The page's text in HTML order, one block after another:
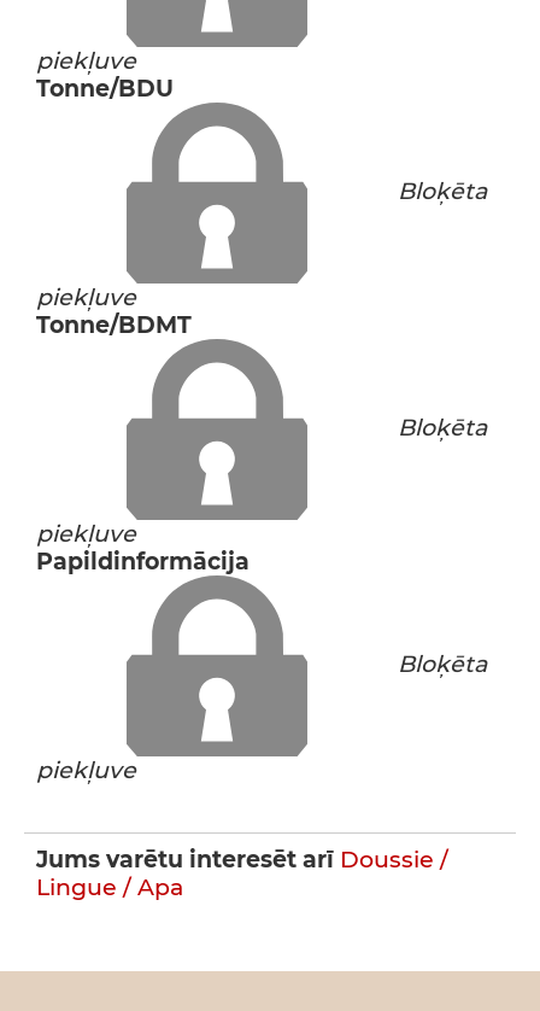
piekļuve
Tonne/BDU
Bloķēta
piekļuve
Tonne/BDMT
Bloķēta
piekļuve
Papildinformācija
Bloķēta
piekļuve
Jums varētu interesēt arī Doussie /
Lingue / Apa